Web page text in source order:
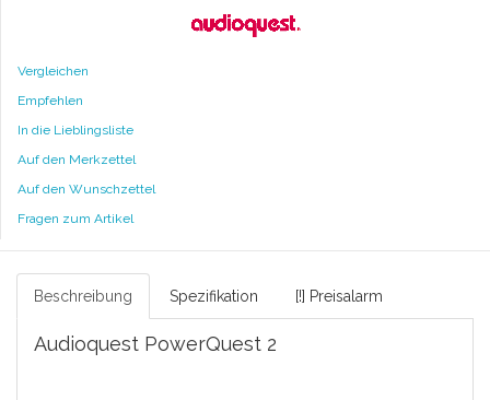
Vergleichen
Empfehlen
In die Lieblingsliste
Auf den Merkzettel
Auf den Wunschzettel
Fragen zum Artikel
Beschreibung Spezifikation [!] Preisalarm
Audioquest PowerQuest 2